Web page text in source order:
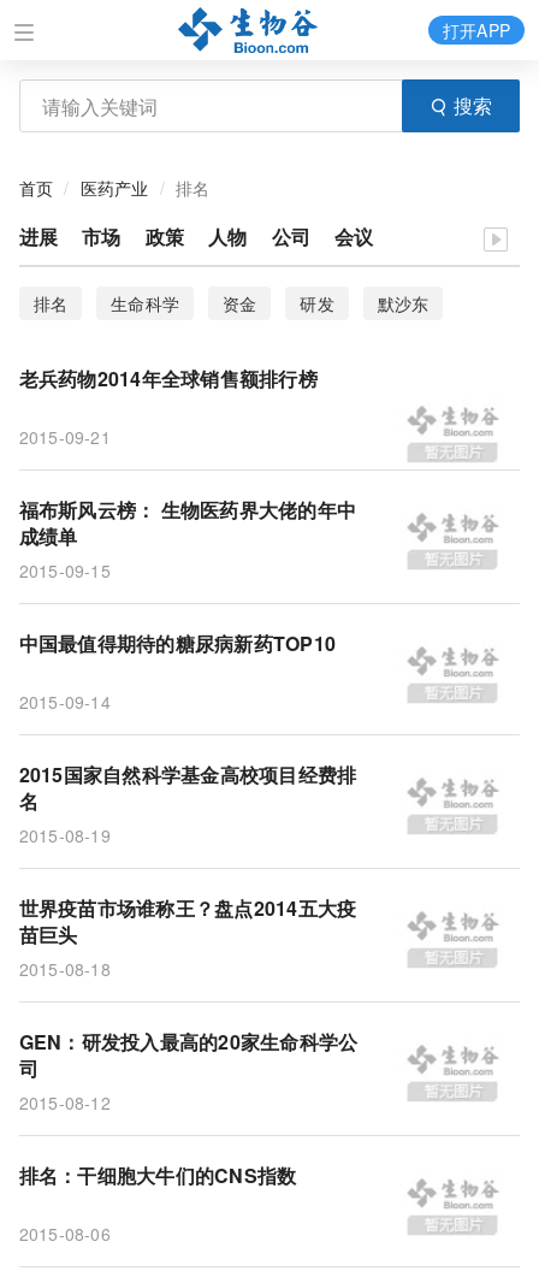
搜索
打开APP
首页 医药产业 排名
进展 市场 政策 人物 公司 会议
排名 生命科学 资金 研发
默沙东
生物技术
成绩
投资
生物医药 销售 药品
排行
国家自然科学基金
2014
老兵药物2014年全球销售额排行榜
2015-09-21
福布斯风云榜： 生物医药界大佬的年中
成绩单
2015-09-15
中国最值得期待的糖尿病新药TOP10
2015-09-14
2015国家自然科学基金高校项目经费排
名
2015-08-19
世界疫苗市场谁称王？盘点2014五大疫
苗巨头
2015-08-18
GEN：研发投入最高的20家生命科学公
司
2015-08-12
排名：干细胞大牛们的CNS指数
2015-08-06